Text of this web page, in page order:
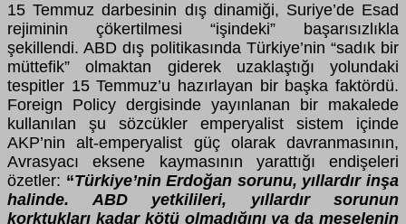
15 Temmuz darbesinin dış dinamiği, Suriye’de Esad
rejiminin çökertilmesi “işindeki” başarısızlıkla
şekillendi.ABD dış politikasında Türkiye’nin “sadık bir
müttefik” olmaktan giderek uzaklaştığı yolundaki
tespitler 15 Temmuz’u hazırlayan bir başka faktördü.
Foreign Policy dergisinde yayınlanan bir makalede
kullanılan şu sözcükler emperyalist sistem içinde
AKP’nin alt-emperyalist güç olarak davranmasının,
Avrasyacı eksene kaymasının yarattığı endişeleri
özetler: “Türkiye’nin Erdoğan sorunu, yıllardır inşa
halinde. ABD yetkilileri, yıllardır sorunun
korktukları kadar kötü olmadığını ya da meselenin